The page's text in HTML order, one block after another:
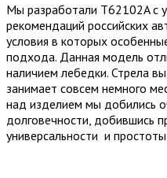
Мы разработали T62102A с
рекомендаций российских
условия в которых
подхода. Данная модель
наличием лебедки. Стрела
занимает совсем немного
над изделием мы добились
долговечности, добившись
универсальности и простоты